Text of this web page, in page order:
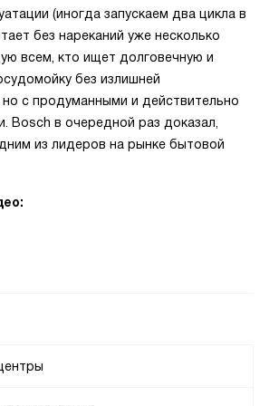
(иногда запускаем два цикла в
без нареканий уже несколько
всем, кто ищет долговечную и
без излишней
но с продуманными и действительно
Bosch в очередной раз доказал,
из лидеров на рынке бытовой